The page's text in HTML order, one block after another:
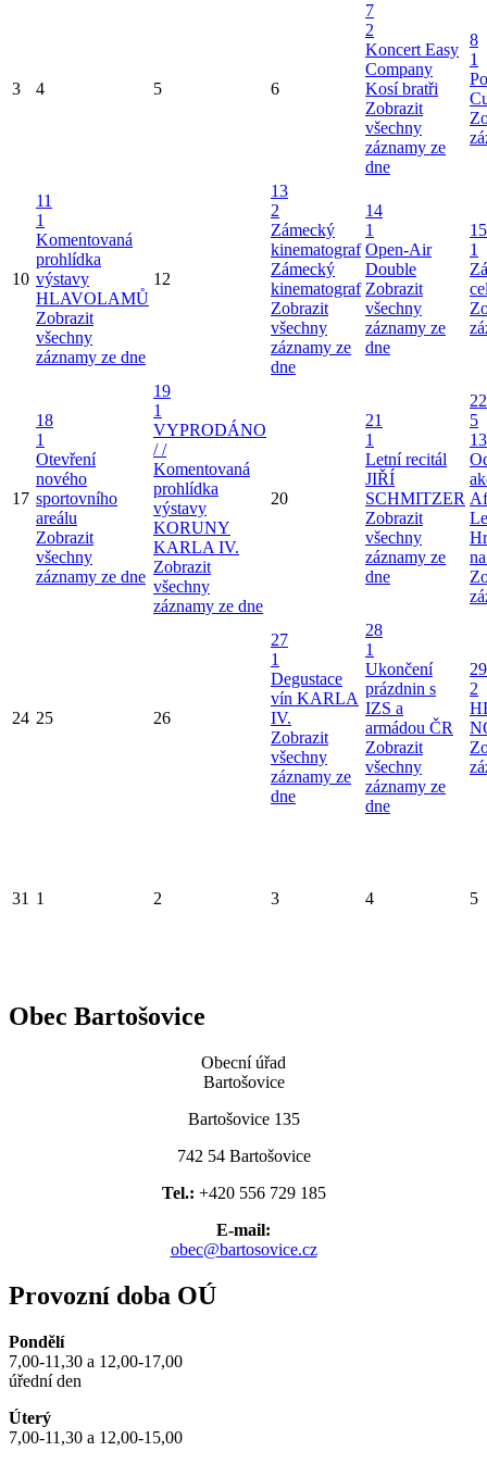
3 4 5 6
7
2
Koncert Easy
Company
Kosí bratři
Zobrazit
všechny
záznamy ze
dne
8
1
10
11
1
Komentovaná
prohlídka
výstavy
HLAVOLAMŮ
Zobrazit
všechny
záznamy ze dne
12
13
2
Zámecký
kinematograf
Zámecký
kinematograf
Zobrazit
všechny
záznamy ze
dne
14
1
Open-Air
Double
Zobrazit
všechny
záznamy ze
dne
15
1
17
18
1
Otevření
nového
sportovního
areálu
Zobrazit
všechny
záznamy ze dne
19
1
VYPRODÁNO
/ /
Komentovaná
prohlídka
výstavy
KORUNY
KARLA IV.
Zobrazit
všechny
záznamy ze dne
20
21
1
Letní recitál
JIŘÍ
SCHMITZER
Zobrazit
všechny
záznamy ze
dne
22
5
24 25 26
27
1
Degustace
vín KARLA
IV.
Zobrazit
všechny
záznamy ze
dne
28
1
Ukončení
prázdnin s
IZS a
armádou ČR
Zobrazit
všechny
záznamy ze
dne
29
2
31 1 2 3 4 5
Obec Bartošovice
Obecní úřad
Bartošovice
Bartošovice 135
742 54 Bartošovice
Tel.: +420 556 729 185
E-mail:
obec@bartosovice.cz
Provozní doba OÚ
Pondělí
7,00-11,30 a 12,00-17,00
úřední den
Úterý
7,00-11,30 a 12,00-15,00